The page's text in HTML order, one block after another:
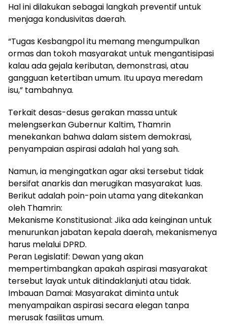
Hal ini dilakukan sebagai langkah preventif untuk
menjaga kondusivitas daerah.
“Tugas Kesbangpol itu memang mengumpulkan
ormas dan tokoh masyarakat untuk mengantisipasi
kalau ada gejala keributan, demonstrasi, atau
gangguan ketertiban umum. Itu upaya meredam
isu,” tambahnya.
Terkait desas-desus gerakan massa untuk
melengserkan Gubernur Kaltim, Thamrin
menekankan bahwa dalam sistem demokrasi,
penyampaian aspirasi adalah hal yang sah.
Namun, ia mengingatkan agar aksi tersebut tidak
bersifat anarkis dan merugikan masyarakat luas.
Berikut adalah poin-poin utama yang ditekankan
oleh Thamrin:
Mekanisme Konstitusional: Jika ada keinginan untuk
menurunkan jabatan kepala daerah, mekanismenya
harus melalui DPRD.
Peran Legislatif: Dewan yang akan
mempertimbangkan apakah aspirasi masyarakat
tersebut layak untuk ditindaklanjuti atau tidak.
Imbauan Damai: Masyarakat diminta untuk
menyampaikan aspirasi secara elegan tanpa
merusak fasilitas umum.